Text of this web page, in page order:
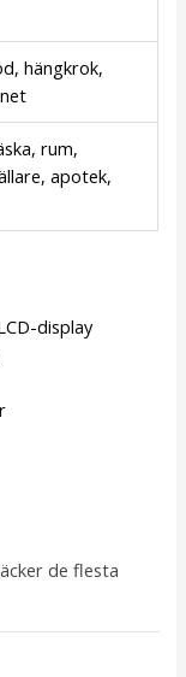
hängkrok,
rum,
apotek,
display
de flesta